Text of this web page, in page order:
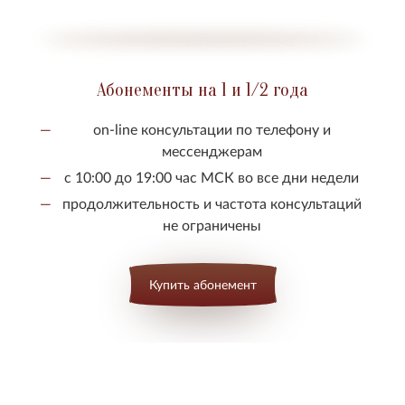
Абонементы на 1 и 1/2 года
on-line консультации по телефону и
мессенджерам
с 10:00 до 19:00 час МСК во все дни недели
продолжительность и частота консультаций
не ограничены
Купить абонемент